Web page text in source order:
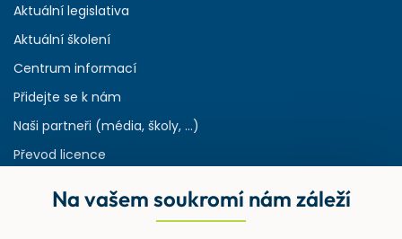
Aktuální legislativa
Aktuální školení
Centrum informací
Přidejte se k nám
Naši partneři (média, školy, ...)
Převod licence
Rejstřík používaných zkratek v odpadech
Na vašem soukromí nám záleží